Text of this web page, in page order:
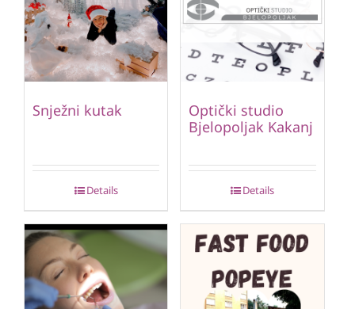
Snježni kutak
Details
Optički studio
Bjelopoljak Kakanj
Details